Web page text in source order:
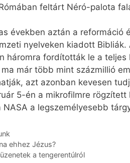
feltárt Néró-palota
években aztán a reformáció
nyelveken kiadott
háromra fordították le a
már több mint százmillió
azt azonban kevesen
5-én a mikrofilmre
NASA a legszemélyesebb
ehhez Jézus?
a tengerentúlról